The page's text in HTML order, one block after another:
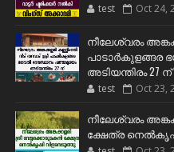
test Oct 24,
നീലേശ്വരം
പാടാർകുളങ്ങര
അടിയന്തിരം 27 ന്
test Oct 23,
നീലേശ്വരം
ക്ഷേത്ര